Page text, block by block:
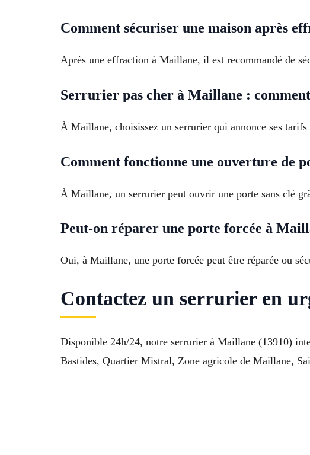
Comment sécuriser une maison après
Après une effraction à Maillane, il est recommandé de
Serrurier pas cher à Maillane :
À Maillane, choisissez un serrurier qui annonce ses
Comment fonctionne une ouverture de
À Maillane, un serrurier peut ouvrir une porte sans clé
Peut-on réparer une porte forcée à
Oui, à Maillane, une porte forcée peut être réparée ou
Contactez un serrurier en
Disponible 24h/24, notre serrurier à Maillane (13910)
Bastides, Quartier Mistral, Zone agricole de Maillane,